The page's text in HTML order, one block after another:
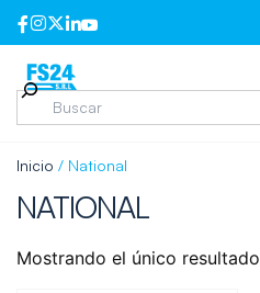
Inicio / National
NATIONAL
Mostrando el único resultado